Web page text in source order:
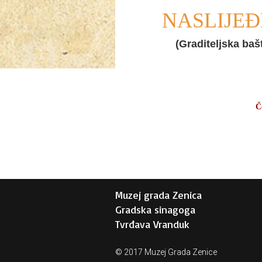
(Graditeljska
Muzej grada Zenica
Gradska sinagoga
Tvrđava Vranduk
© 2017 Muzej Grada Zenice